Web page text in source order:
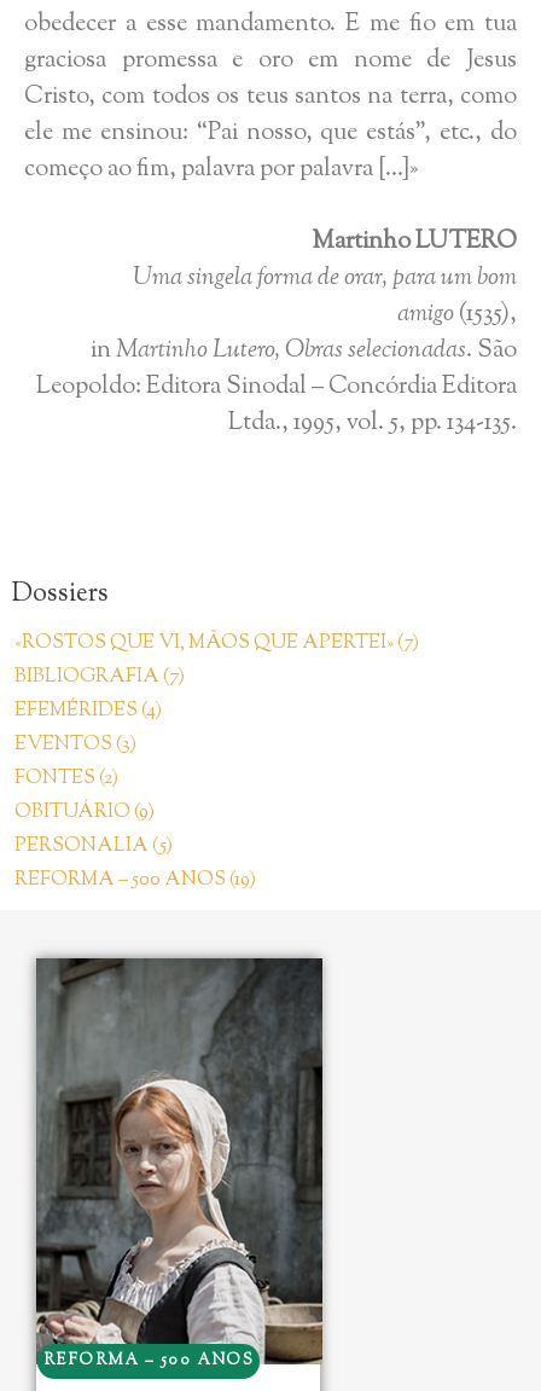
obedecer a esse mandamento. E me fio em tua
graciosa promessa e oro em nome de Jesus
Cristo, com todos os teus santos na terra, como
ele me ensinou: “Pai nosso, que estás”, etc., do
começo ao fim, palavra por palavra […]»
Martinho LUTERO
Uma singela forma de orar, para um bom
amigo(1535),
inMartinho Lutero, Obras selecionadas. São
Leopoldo: Editora Sinodal – Concórdia Editora
Ltda., 1995, vol. 5, pp. 134-135.
Dossiers
«ROSTOS QUE VI, MÃOS QUE APERTEI» (7)
BIBLIOGRAFIA (7)
EFEMÉRIDES (4)
EVENTOS (3)
FONTES (2)
OBITUÁRIO (9)
PERSONALIA (5)
REFORMA – 500 ANOS (19)
REFORMA – 500 ANOS